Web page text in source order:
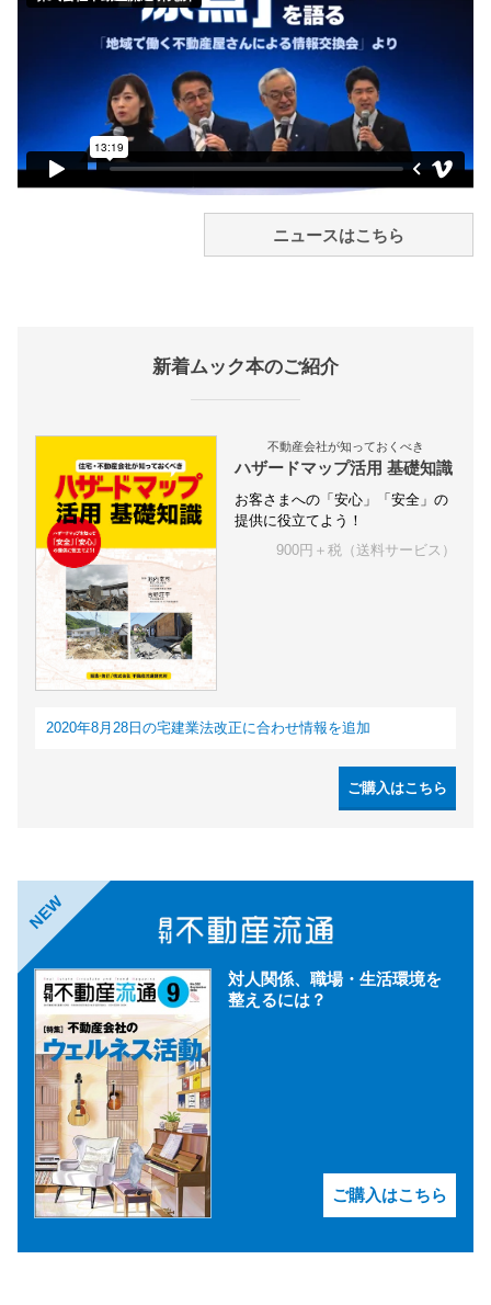
ニュースはこちら
新着ムック本のご紹介
不動産会社が知っておくべき
ハザードマップ活用 基礎知識
お客さまへの「安心」「安全」の
提供に役立てよう！
900円＋税（送料サービス）
2020年8月28日の宅建業法改正に合わせ情報を追加
ご購入はこちら
NEW
対人関係、職場・生活環境を
整えるには？
ご購入はこちら